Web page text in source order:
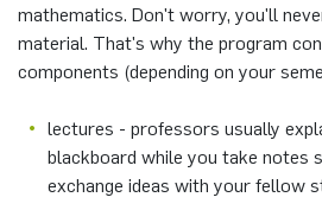
mathematics. Don't worry, you'll
material. That's why the program
components (depending on your
lectures - professors usually
blackboard while you take notes
exchange ideas with your fellow